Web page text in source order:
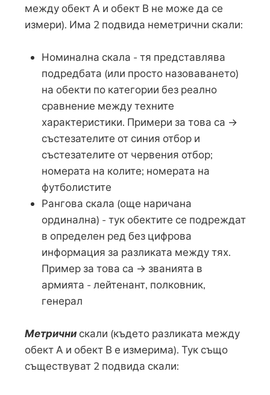
между обект А и обект В не може да се
измери). Има 2 подвида неметрични скали:
Номинална скала - тя представлява
подредбата (или просто назоваването)
на обекти по категории без реално
сравнение между техните
характеристики. Примери за това са →
състезателите от синия отбор и
състезателите от червения отбор;
номерата на колите; номерата на
футболистите
Рангова скала (още наричана
ординална) - тук обектите се подреждат
в определен ред без цифрова
информация за разликата между тях.
Пример за това са → званията в
армията - лейтенант, полковник,
генерал
Метричнискали (където разликата между
обект А и обект В е измерима). Тук също
съществуват 2 подвида скали: